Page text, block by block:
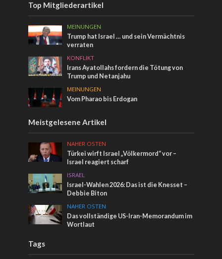
Top Mitgliederartikel
MEINUNGEN
Trump hat Israel … und sein Vermächtnis
verraten
KONFLIKT
Irans Ayatollahs fordern die Tötung von
Trump und Netanjahu
MEINUNGEN
Vom Pharao bis Erdogan
Meistgelesene Artikel
NAHER OSTEN
Türkei wirft Israel „Völkermord“ vor –
Israel reagiert scharf
ISRAEL
Israel-Wahlen 2026: Das ist die Knesset –
Debbie Biton
NAHER OSTEN
Das vollständige US-Iran-Memorandum im
Wortlaut
Tags